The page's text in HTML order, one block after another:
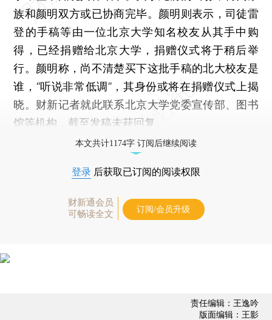
族和颜明双方或已协商完毕。颜明则表示，司徒雷
登的手稿等由一位北京大学知名校友从其手中购
得，已经捐赠给北京大学，捐赠仪式将于稍后举
行。颜明称，尚不清楚买下这批手稿的北大校友是
谁，“听说非常低调”，其身份或将在捐赠仪式上揭
晓。财新记者就此联系北京大学党委宣传部、图书
馆等机构，截至发稿未获回复。
本文共计1174字 订阅后继续阅读
登录 后获取已订阅的阅读权限
财新通会员
可畅读全文
订阅/会员升级
责任编辑：王逸吟
版面编辑：王影